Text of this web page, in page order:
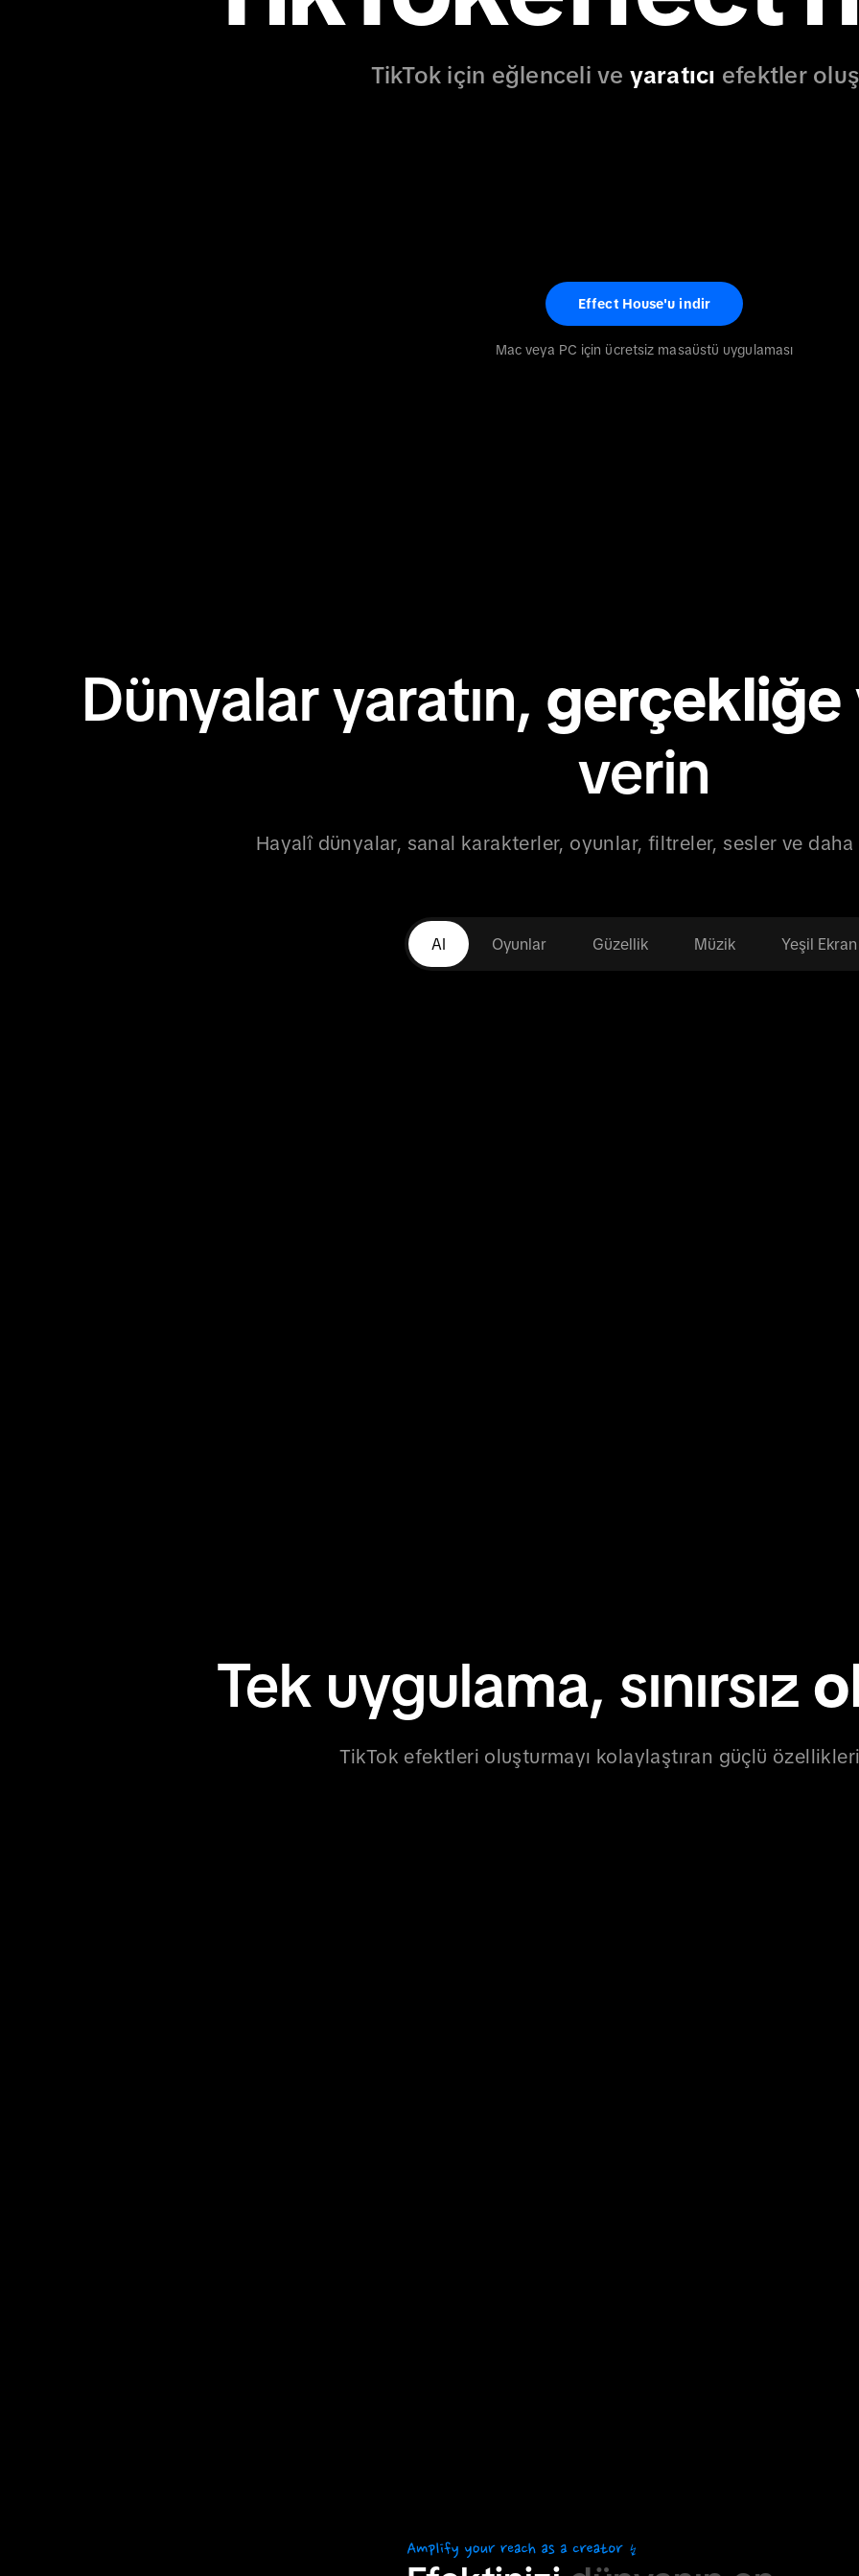
TikTok için eğlenceli ve yaratıcı efektler
Effect House'u indir
Mac veya PC için ücretsiz masaüstü uygulaması
Dünyalar yaratın, gerçekliğe
verin
Hayalî dünyalar, sanal karakterler, oyunlar, filtreler, sesler ve daha
AI Oyunlar Güzellik Müzik Yeşil Ekran
Tek uygulama, sınırsız
TikTok efektleri oluşturmayı kolaylaştıran güçlü